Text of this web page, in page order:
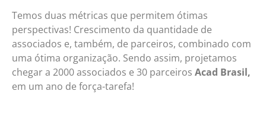
Temos duas métricas que permitem ótimas
perspectivas! Crescimento da quantidade de
associados e, também, de parceiros, combinado com
uma ótima organização. Sendo assim, projetamos
chegar a 2000 associados e 30 parceiros Acad Brasil,
em um ano de força-tarefa!